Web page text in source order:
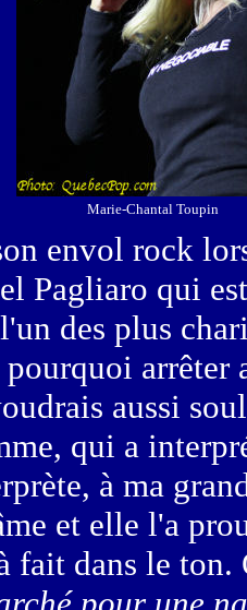
Marie-Chantal Toupin
envol rock
Pagliaro qui
des plus
aussi
qui a
à ma
et elle l'a
fait dans le